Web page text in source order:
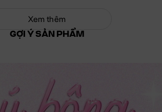
Xem thêm
GỢI Ý SẢN PHẨM